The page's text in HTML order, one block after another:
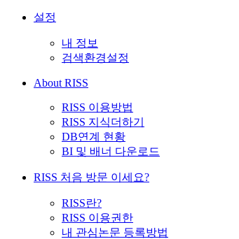
설정
내 정보
검색환경설정
About RISS
RISS 이용방법
RISS 지식더하기
DB연계 현황
BI 및 배너 다운로드
RISS 처음 방문 이세요?
RISS란?
RISS 이용권한
내 관심논문 등록방법